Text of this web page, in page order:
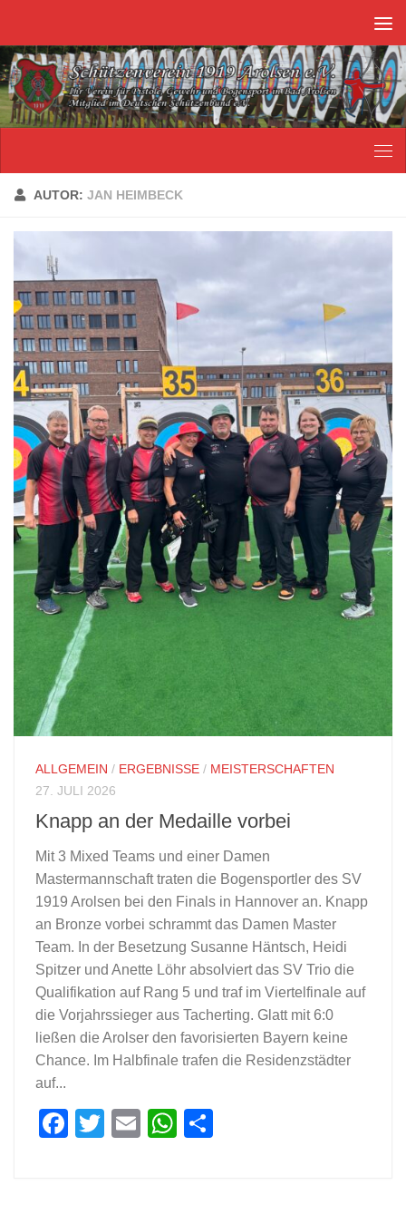
AUTOR: JAN HEIMBECK
ALLGEMEIN / ERGEBNISSE / MEISTERSCHAFTEN
27. JULI 2026
Knapp an der Medaille vorbei
Mit 3 Mixed Teams und einer Damen
Mastermannschaft traten die Bogensportler des SV
1919 Arolsen bei den Finals in Hannover an. Knapp
an Bronze vorbei schrammt das Damen Master
Team. In der Besetzung Susanne Häntsch, Heidi
Spitzer und Anette Löhr absolviert das SV Trio die
Qualifikation auf Rang 5 und traf im Viertelfinale auf
die Vorjahrssieger aus Tacherting. Glatt mit 6:0
ließen die Arolser den favorisierten Bayern keine
Chance. Im Halbfinale trafen die Residenzstädter
auf...
Facebook
Twitter
EmailWhatsApp